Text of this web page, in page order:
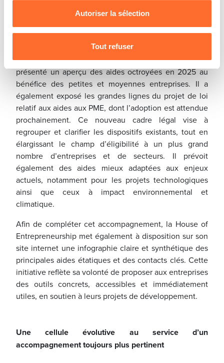
vos données personnelles, vous pouvez consulter notre
protection des données personnelles.
Autoriser la sélection
Tout refuser
illustre l’importance d’une approche coordonnée et
complémentaire pour répondre efficacement à la
diversité des besoins des entrepreneurs, et aux
À cette occasion, le ministère de l’Économie a
présenté un aperçu des aides octroyées en 2025 au
bénéfice des petites et moyennes entreprises. Il a
également exposé les grandes lignes du projet de loi
relatif aux aides aux PME, dont l’adoption est attendue
prochainement. Ce nouveau cadre légal vise à
regrouper et clarifier les dispositifs existants, tout en
élargissant le champ d’éligibilité à un plus grand
nombre d’entreprises et de secteurs. Il prévoit
également des aides mieux adaptées aux enjeux
actuels, notamment pour les projets technologiques
ainsi que ceux à impact environnemental et
climatique.
Afin de compléter cet accompagnement, la House of
Entrepreneurship met également à disposition sur son
site internet une infographie claire et synthétique des
principales aides étatiques et des contacts clés. Cette
initiative reflète sa volonté de proposer aux entreprises
des outils concrets, accessibles et immédiatement
utiles, en soutien à leurs projets de développement.
Une cellule évolutive au service d’un
accompagnement toujours plus pertinent